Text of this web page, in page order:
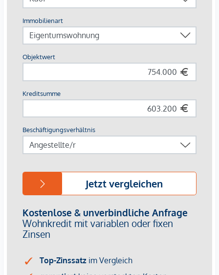
zeitgemäß adaptiert und mit innenhofseitigen Außenflächen
ausgestattet. Die Wohnungen in den Hoftrakten und im
Dachgeschoß bieten viel Raum für Neues: offene,
lichtdurchflutete Wohnräume und großzügige Gärten,
Loggien und Terrassen.
Revitalisiertes Gründerzeithaus
47 Zweizimmerapartments
2 Dreizimmerapartments
1- bis 3-Zimmereinheiten
Gärten, Loggien und Terrassen
Fernwärme
Die Höhe der Betriebskosten und Rücklagen sind noch nicht
bekannt.
von EUR 337.000,- bis EUR 916.000,- netto zzgl. 20% USt.